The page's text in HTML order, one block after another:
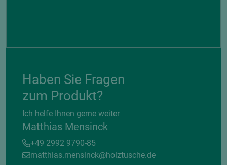
Haben Sie Fragen
zum Produkt?
Ich helfe Ihnen gerne weiter
Matthias Mensinck
+49 2992 9790-85
matthias.mensinck@holztusche.de